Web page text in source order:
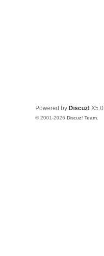
Powered by Discuz! X5.0
© 2001-2026 Discuz! Team